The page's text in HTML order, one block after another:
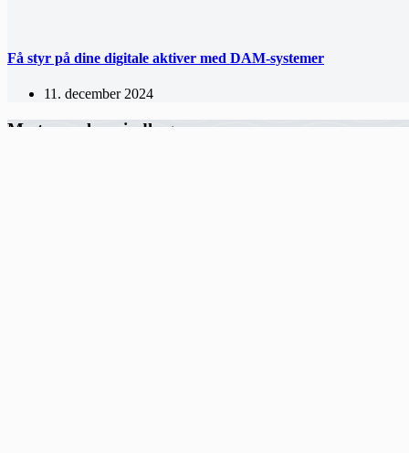
Få styr på dine digitale aktiver med DAM-systemer
11. december 2024
Mest populære indlæg